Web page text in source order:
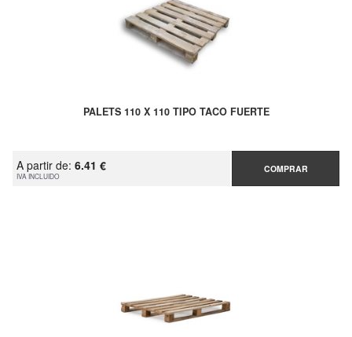
PALETS 110 X 110 TIPO TACO FUERTE
A partir de: 6.41 €
IVA INCLUIDO
COMPRAR